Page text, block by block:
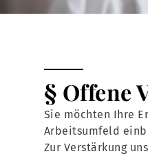
§ Offene
Sie möchten Ihre
Arbeitsumfeld
Zur Verstärkung